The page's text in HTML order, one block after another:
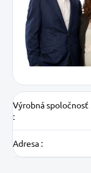
Výrobná spoločnosť
:
Adresa :